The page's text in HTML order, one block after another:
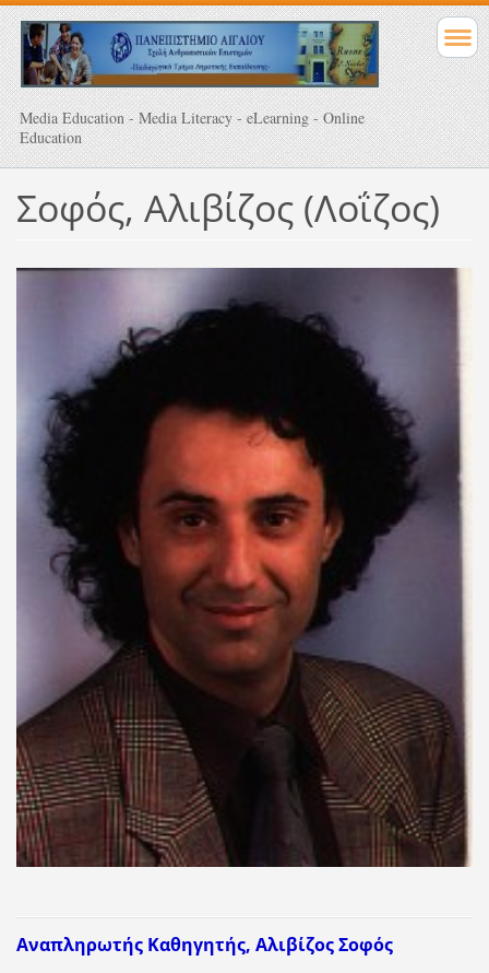
Media Education - Media Literacy - eLearning - Online
Education
Σοφός, Αλιβίζος (Λοΐζος)
Αναπληρωτής Καθηγητής, Αλιβίζος Σοφός